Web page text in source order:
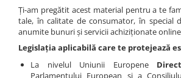
Ți-am pregătit acest material pentru a te
tale, în calitate de consumator, în special
anumite bunuri și servicii achiziționate
Legislația aplicabilă care te protejează
La nivelul Uniunii Europene
Parlamentului European și a